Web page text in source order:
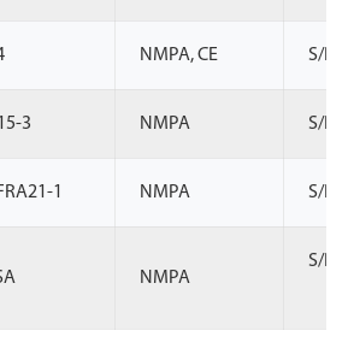
NMPA, CE S/P
3 NMPA S/P
1 NMPA S/P
NMPA
S/P